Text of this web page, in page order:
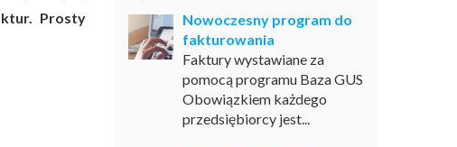
Prosty
Nowoczesny program do
fakturowania
Faktury wystawiane za
pomocą programu Baza GUS
Obowiązkiem każdego
przedsiębiorcy jest...